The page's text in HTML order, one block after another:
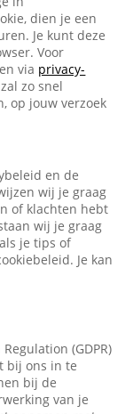
dien je een
Je kunt deze
Voor
via privacy-
zo snel
op jouw verzoek
en de
wij je graag
of klachten hebt
wij je graag
je tips of
Je kan
(GDPR)
bij ons in te
bij de
van je